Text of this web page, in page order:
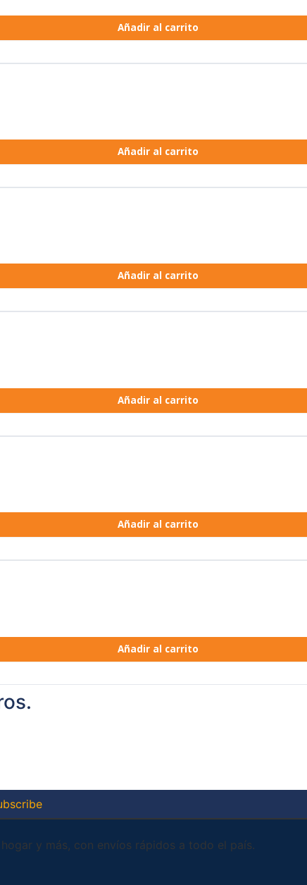
Añadir al carrito
Añadir al carrito
Añadir al carrito
Añadir al carrito
Añadir al carrito
Añadir al carrito
y más, con envíos rápidos a todo el país.